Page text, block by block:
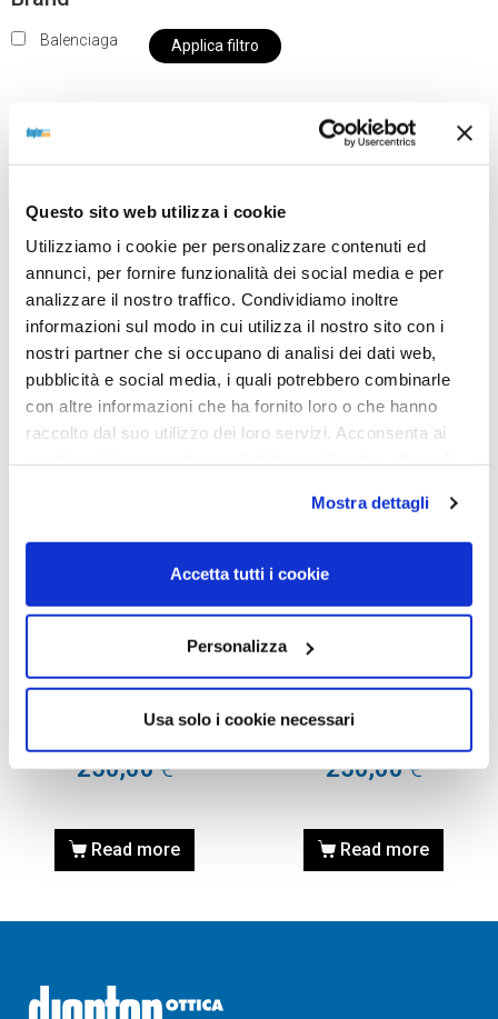
Questo sito web utilizza i cookie
Utilizziamo i cookie per personalizzare contenuti ed
annunci, per fornire funzionalità dei social media e per
analizzare il nostro traffico. Condividiamo inoltre
informazioni sul modo in cui utilizza il nostro sito con i
nostri partner che si occupano di analisi dei dati web,
pubblicità e social media, i quali potrebbero combinarle
con altre informazioni che ha fornito loro o che hanno
raccolto dal suo utilizzo dei loro servizi. Acconsenta ai
Mostra dettagli
Accetta tutti i cookie
Personalizza
Usa solo i cookie necessari
Balenciaga Applica filtro
nostro negozio non saranno disponibili per la
da OTTICA DIOPTER
Showing all 2 results
Sold out
OCCHIALI DA SOLE
OCCHIALI DA SOLE
BALENCIAGA BB0003S –
COLORE 004 RED / ROSSO
250,00€
Read more
Sold out
OCCHIALI DA SOLE
OCCHIALI DA SOLE
BALENCIAGA BB0003S –
COLORE 003 VIOLET
250,00€
Read more